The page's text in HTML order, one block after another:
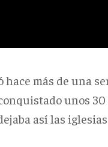
más de una
unos 30
así las